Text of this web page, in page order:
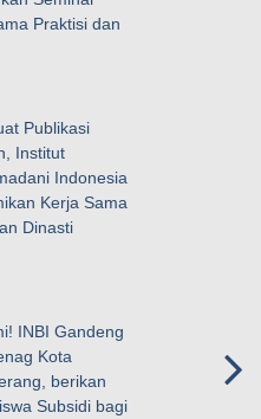
Praktisi dan
Publikasi
Institut
Indonesia
Kerja Sama
Dinasti
INBI Gandeng
Kota
berikan
Subsidi bagi